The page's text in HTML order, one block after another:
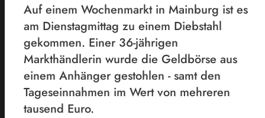
Auf einem Wochenmarkt in Mainburg ist es
am Dienstagmittag zu einem Diebstahl
gekommen. Einer 36-jährigen
Markthändlerin wurde die Geldbörse aus
einem Anhänger gestohlen - samt den
Tageseinnahmen im Wert von mehreren
tausend Euro.